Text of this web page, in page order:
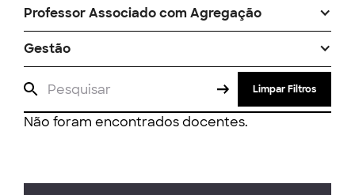
Professor Associado com Agregação
Gestão
Limpar Filtros
Não foram encontrados docentes.